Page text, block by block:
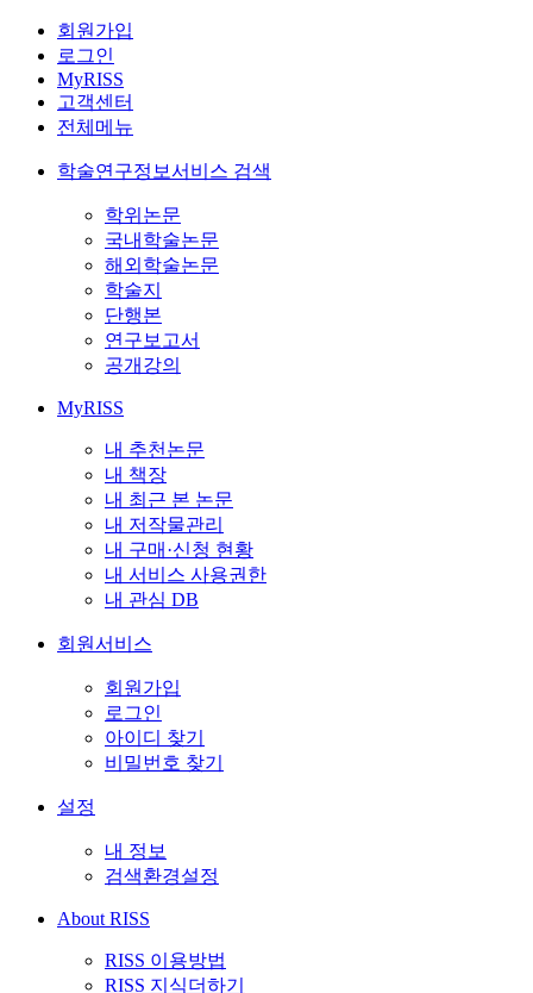
회원가입
로그인
MyRISS
고객센터
전체메뉴
학술연구정보서비스 검색
학위논문
국내학술논문
해외학술논문
학술지
단행본
연구보고서
공개강의
MyRISS
내 추천논문
내 책장
내 최근 본 논문
내 저작물관리
내 구매·신청 현황
내 서비스 사용권한
내 관심 DB
회원서비스
회원가입
로그인
아이디 찾기
비밀번호 찾기
설정
내 정보
검색환경설정
About RISS
RISS 이용방법
RISS 지식더하기